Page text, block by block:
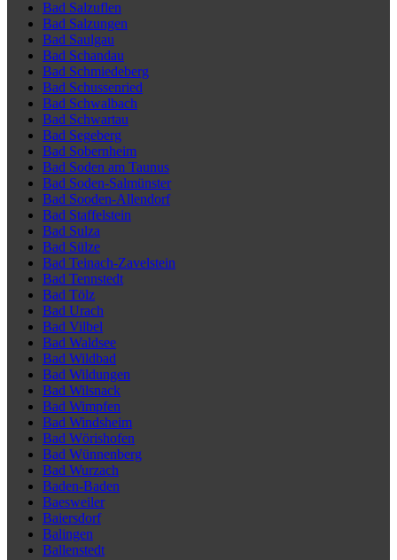
Bad Salzuflen
Bad Salzungen
Bad Saulgau
Bad Schandau
Bad Schmiedeberg
Bad Schussenried
Bad Schwalbach
Bad Schwartau
Bad Segeberg
Bad Sobernheim
Bad Soden am Taunus
Bad Soden-Salmünster
Bad Sooden-Allendorf
Bad Staffelstein
Bad Sulza
Bad Sülze
Bad Teinach-Zavelstein
Bad Tennstedt
Bad Tölz
Bad Urach
Bad Vilbel
Bad Waldsee
Bad Wildbad
Bad Wildungen
Bad Wilsnack
Bad Wimpfen
Bad Windsheim
Bad Wörishofen
Bad Wünnenberg
Bad Wurzach
Baden-Baden
Baesweiler
Baiersdorf
Balingen
Ballenstedt